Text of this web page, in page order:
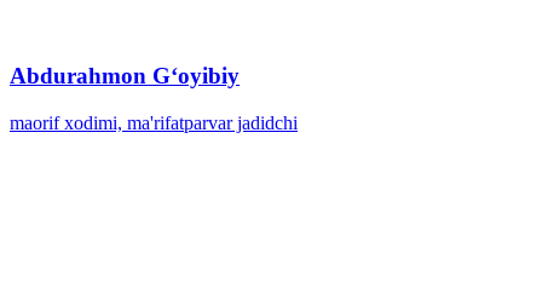
Abdurahmon Gʻoyibiy
maorif xodimi, ma'rifatparvar jadidchi